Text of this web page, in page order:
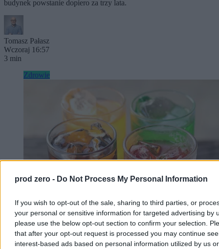
prod zero - Do Not Process My Personal Information
If you wish to opt-out of the sale, sharing to third parties, or
your personal or sensitive information for targeted advertising by
please use the below opt-out section to confirm your selection.
that after your opt-out request is processed you may continue
interest-based ads based on personal information utilized by us or
budynek powstanie dopiero za trzy lata.
Tomasz Pałasz
Wczoraj 16:57
3 min
Zdrowie
Słodzone napoje będą droższe. Eksperci:
Jednorazowa podwyżka to za mało